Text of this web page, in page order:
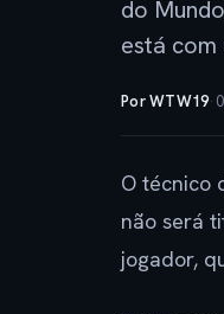
do
está com
Por WTW19·
O técnico
não será
jogador,